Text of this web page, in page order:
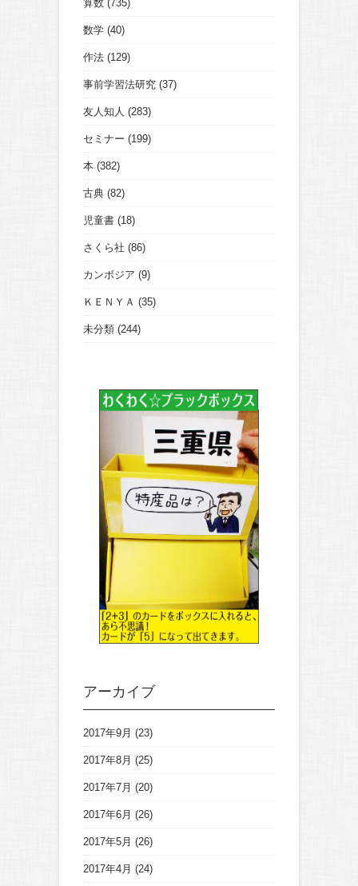
算数 (735)
数学 (40)
作法 (129)
事前学習法研究 (37)
友人知人 (283)
セミナー (199)
本 (382)
古典 (82)
児童書 (18)
さくら社 (86)
カンボジア (9)
ＫＥＮＹＡ (35)
未分類 (244)
アーカイブ
2017年9月 (23)
2017年8月 (25)
2017年7月 (20)
2017年6月 (26)
2017年5月 (26)
2017年4月 (24)